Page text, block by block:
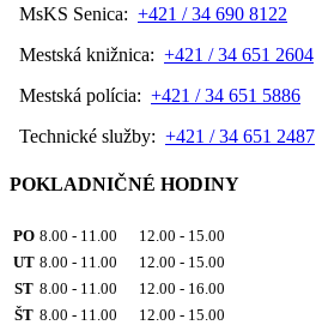
MsKS Senica: +421 / 34 690 8122
Mestská knižnica: +421 / 34 651 2604
Mestská polícia: +421 / 34 651 5886
Technické služby: +421 / 34 651 2487
POKLADNIČNÉ HODINY
PO 8.00 - 11.00 12.00 - 15.00
UT 8.00 - 11.00 12.00 - 15.00
ST 8.00 - 11.00 12.00 - 16.00
ŠT 8.00 - 11.00 12.00 - 15.00